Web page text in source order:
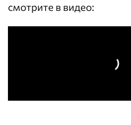
смотрите в видео: